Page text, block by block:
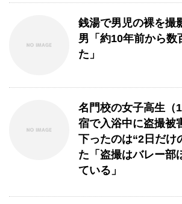
銭湯で男児の裸を
男「約10年前から数
た」
名門校の女子高生（
宿で入浴中に盗撮
下ったのは“2日だけ
た「盗撮はバレー部
ている」